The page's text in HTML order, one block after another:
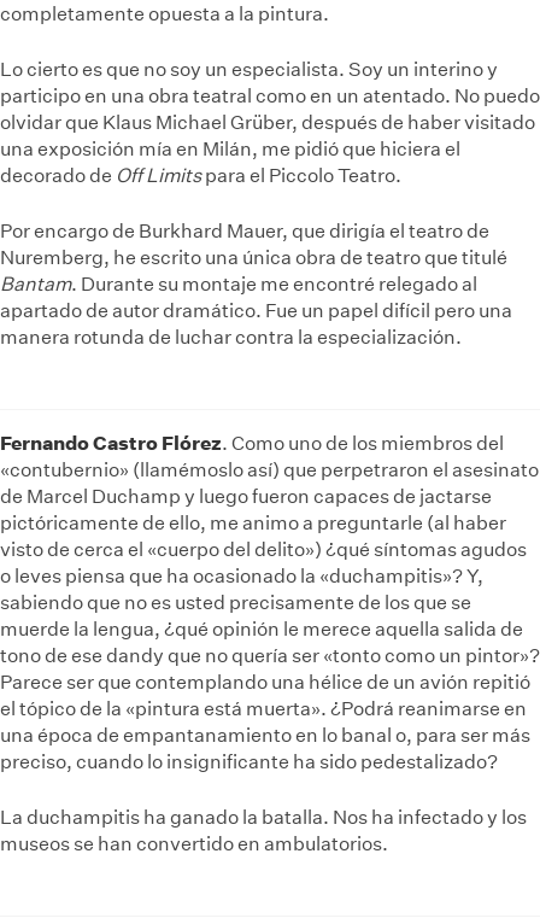
completamente opuesta a la pintura.
Lo cierto es que no soy un especialista. Soy un interino y
participo en una obra teatral como en un atentado. No puedo
olvidar que Klaus Michael Grüber, después de haber visitado
una exposición mía en Milán, me pidió que hiciera el
decorado de Off Limitspara el Piccolo Teatro.
Por encargo de Burkhard Mauer, que dirigía el teatro de
Nuremberg, he escrito una única obra de teatro que titulé
Bantam. Durante su montaje me encontré relegado al
apartado de autor dramático. Fue un papel difícil pero una
manera rotunda de luchar contra la especialización.
Fernando Castro Flórez. Como uno de los miembros del
«contubernio» (llamémoslo así) que perpetraron el asesinato
de Marcel Duchamp y luego fueron capaces de jactarse
pictóricamente de ello, me animo a preguntarle (al haber
visto de cerca el «cuerpo del delito») ¿qué síntomas agudos
o leves piensa que ha ocasionado la «duchampitis»? Y,
sabiendo que no es usted precisamente de los que se
muerde la lengua, ¿qué opinión le merece aquella salida de
tono de ese dandy que no quería ser «tonto como un pintor»?
Parece ser que contemplando una hélice de un avión repitió
el tópico de la «pintura está muerta». ¿Podrá reanimarse en
una época de empantanamiento en lo banal o, para ser más
preciso, cuando lo insignificante ha sido pedestalizado?
La duchampitis ha ganado la batalla. Nos ha infectado y los
museos se han convertido en ambulatorios.